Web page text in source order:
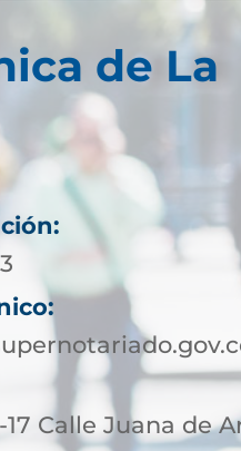
de La
Calle Juana de